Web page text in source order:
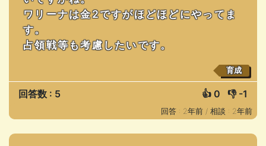
ワリーナは金2ですがほどほどにやってま
す。
占領戦等も考慮したいです。
育成
回答数 : 5 👍 0 👎 -1
回答 : 2年前 / 相談 : 2年前